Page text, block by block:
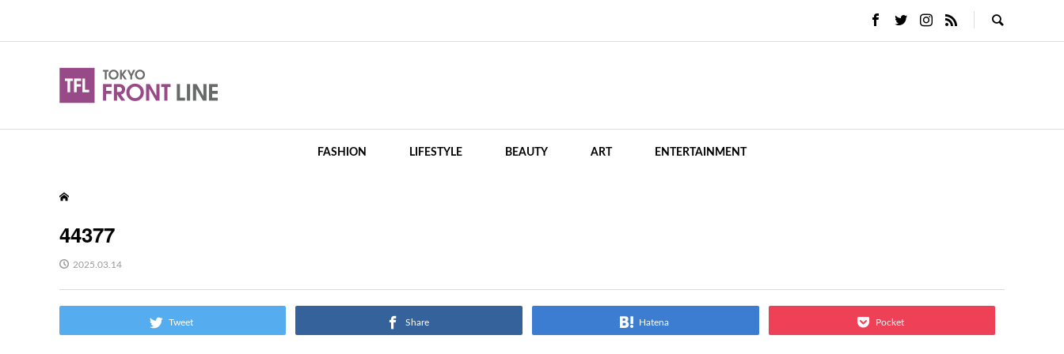
FASHION LIFESTYLE BEAUTY ART ENTERTAINMENT
44377
2025.03.14
Tweet Share Hatena Pocket